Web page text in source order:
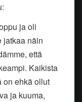
ja oli
jatkaa näin
että
Kaikista
on ehkä ollut
ja kuuma,